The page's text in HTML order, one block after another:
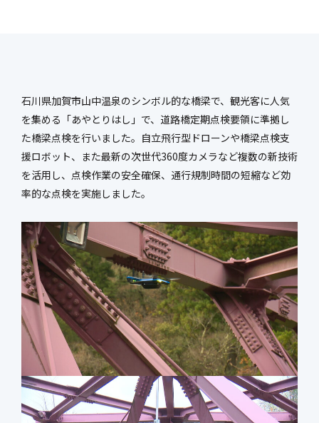
石川県加賀市山中温泉のシンボル的な橋梁で、観光客に人気
を集める「あやとりはし」で、道路橋定期点検要領に準拠し
た橋梁点検を行いました。自立飛行型ドローンや橋梁点検支
援ロボット、また最新の次世代360度カメラなど複数の新技術
を活用し、点検作業の安全確保、通行規制時間の短縮など効
率的な点検を実施しました。